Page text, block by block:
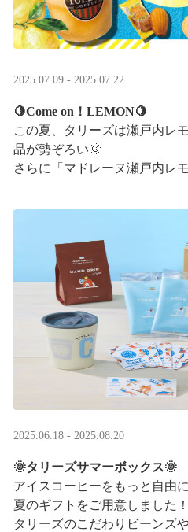
2025.07.09 - 2025.07.22
🍋Come on！LEMON🍋
この夏、タリーズは瀬戸内レ
品が勢ぞろい🌞
さらに「マドレーヌ瀬戸内レ
2025.06.18 - 2025.08.20
🌞タリーズサマーボックス🌞
アイスコーヒーをもっと自由
夏のギフトをご用意しました！
タリーズのこだわりビーンズ